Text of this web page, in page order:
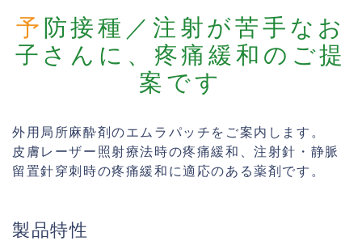
予防接種／注射が苦手なお
子さんに、疼痛緩和のご提
案です
外用局所麻酔剤のエムラパッチ をご案内します。
皮膚レーザー照射療法時の疼痛緩和、注射針・静脈
留置針穿刺時の疼痛緩和に適応のある薬剤です。
製品特性